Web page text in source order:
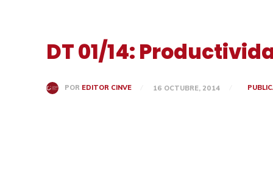
DT 01/14:
POR EDITOR CINVE 16 OCTUBRE, 2014